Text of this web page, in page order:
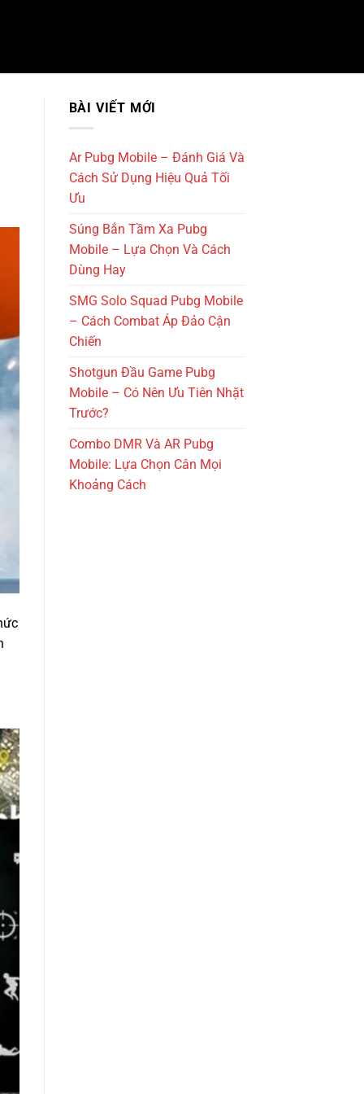
BÀI VIẾT MỚI
Ar Pubg Mobile – Đánh Giá Và
Cách Sử Dụng Hiệu Quả Tối
Ưu
Súng Bắn Tầm Xa Pubg
Mobile – Lựa Chọn Và Cách
Dùng Hay
SMG Solo Squad Pubg Mobile
– Cách Combat Áp Đảo Cận
Chiến
Shotgun Đầu Game Pubg
Mobile – Có Nên Ưu Tiên Nhặt
Trước?
Combo DMR Và AR Pubg
Mobile: Lựa Chọn Cân Mọi
Khoảng Cách